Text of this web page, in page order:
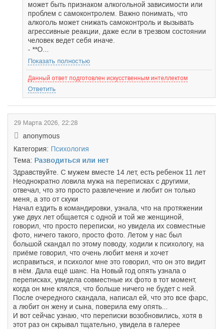
может быть признаком алкогольной зависимости или
проблем с самоконтролем. Важно понимать, что
алкоголь может снижать самоконтроль и вызывать
агрессивные реакции, даже если в трезвом состоянии
человек ведет себя иначе.
- **О...
Показать полностью
Данный ответ подготовлен искусственным интеллектом
Ответить
29 Марта 2026, 22:28
anonymous
Категория: Психология
Тема: Разводиться или нет
Здравствуйте. С мужем вместе 14 лет, есть ребенок 11 лет
Неоднократно ловила мужа на переписках с другими,
отвечал, что это просто развлечение и любит он только
меня, а это от скуки
Начал ездить в командировки, узнала, что на протяжении
уже двух лет общается с одной и той же женщиной,
говорил, что просто переписки, но увидела их совместные
фото, ничего такого, просто фото. Летом у нас был
большой скандал по этому поводу, ходили к психологу, на
приёме говорил, что очень любит меня и хочет
исправиться, и психолог мне это говорил, что он это видит
в нём. Дала ещё шанс. На Новый год опять узнала о
переписках, увидела совместные их фото в тот момент,
когда он мне клялся, что больше ничего не будет с ней.
После очередного скандала, написал ей, что это все фарс,
а любит он жену и сына, поверила ему опять...
И вот сейчас узнаю, что переписки возобновились, хотя в
этот раз он скрывал тщательно, увидела в галерее